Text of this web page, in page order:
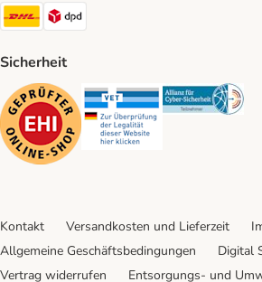
DHL Shipping Method
Sicherheit
Security Security
Kontakt Versandkosten und Lieferzeit
Allgemeine Geschäftsbedingungen
Digital
Vertrag widerrufen
Entsorgungs- und